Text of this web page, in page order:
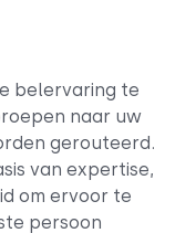
belervaring te
naar uw
gerouteerd.
van expertise,
om ervoor te
persoon